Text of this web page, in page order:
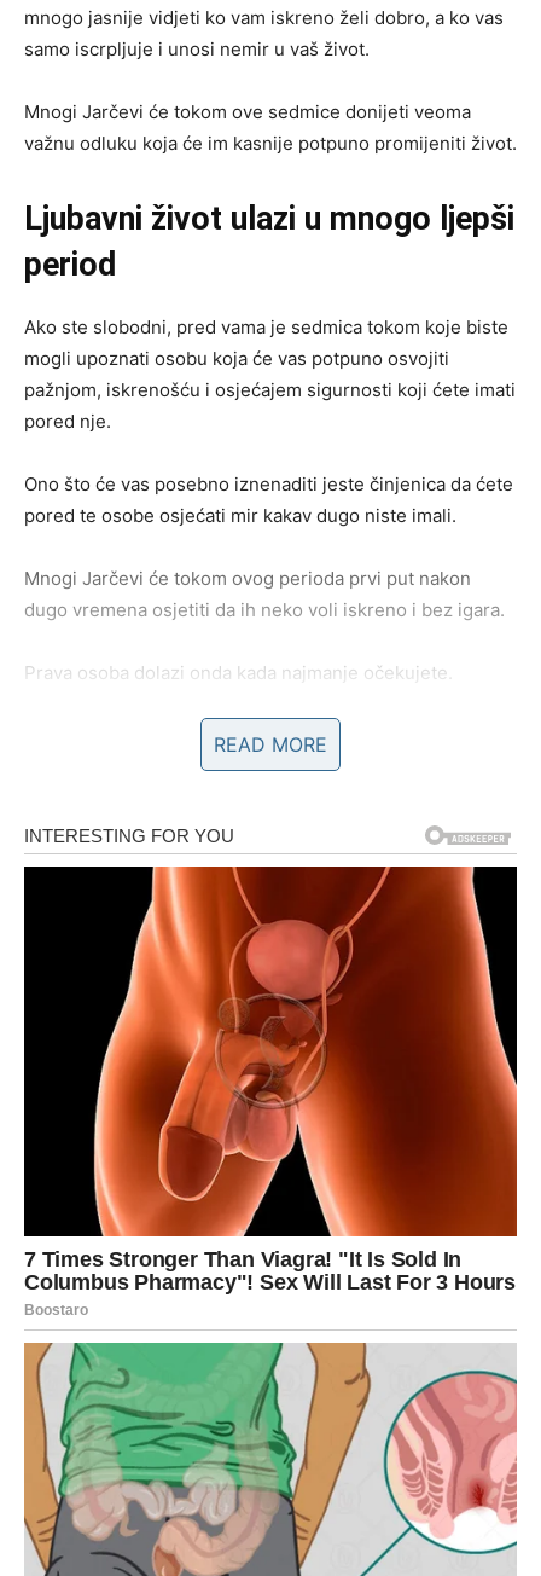
mnogo jasnije vidjeti ko vam iskreno želi dobro, a ko vas
samo iscrpljuje i unosi nemir u vaš život.
Mnogi Jarčevi će tokom ove sedmice donijeti veoma
važnu odluku koja će im kasnije potpuno promijeniti život.
Ljubavni život ulazi u mnogo ljepši
period
Ako ste slobodni, pred vama je sedmica tokom koje biste
mogli upoznati osobu koja će vas potpuno osvojiti
pažnjom, iskrenošću i osjećajem sigurnosti koji ćete imati
pored nje.
Ono što će vas posebno iznenaditi jeste činjenica da ćete
pored te osobe osjećati mir kakav dugo niste imali.
Mnogi Jarčevi će tokom ovog perioda prvi put nakon
dugo vremena osjetiti da ih neko voli iskreno i bez igara.
Prava osoba dolazi onda kada najmanje očekujete.
Jarčevi koji su zauzeti konačno će uspjeti riješiti
nesporazume koji ih dugo opterećuju.
Pred vama su iskreni razgovori, mnogo više pažnje i
osjećaj da partner konačno razumije ono što vam je
Jedna osoba iz prošlosti mogla bi
vas potpuno zbuniti
Zvijezde pokazuju mogućnost povratka osobe koju niste
uspjeli potpuno zaboraviti.
Ta osoba još uvijek nosi emocije prema vama i moguće je
da će pokušati obnoviti kontakt.
Ali ovog puta vi ćete mnogo jasnije vidjeti šta želite.
READ MORE